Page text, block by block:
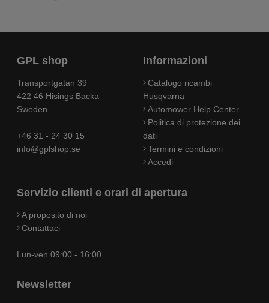
GPL shop
Transportgatan 39
422 46 Hisings Backa
Sweden
+46 31 - 24 30 15
info@gplshop.se
Informazioni
Catalogo ricambi
Husqvarna
Automower Help Center
Politica di protezione dei
dati
Termini e condizioni
Accedi
Servizio clienti e orari di apertura
A proposito di noi
Contattaci
Lun-ven 09:00 - 16:00
Newsletter